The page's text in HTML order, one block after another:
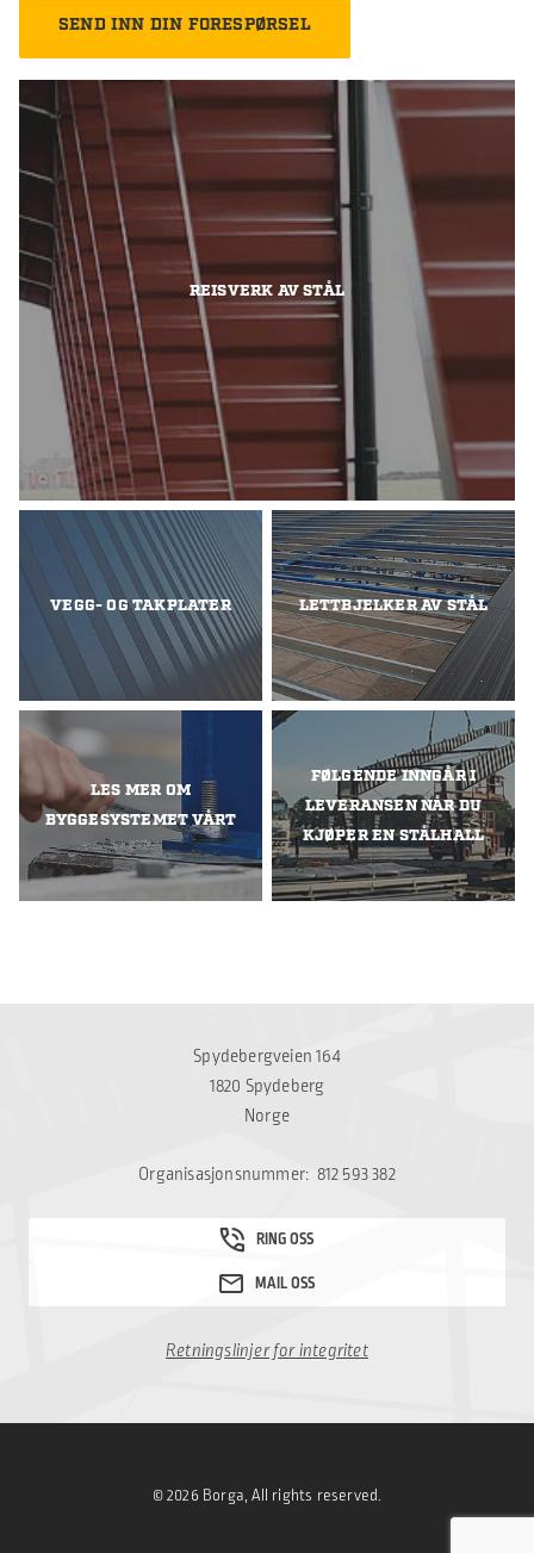
REISVERK AV STÅL
VEGG- OG TAKPLATER LETTBJELKER AV STÅL
LES MER OM
BYGGESYSTEMET VÅRT
FØLGENDE INNGÅR I
LEVERANSEN NÅR DU
KJØPER EN STÅLHALL
Spydebergveien 164
1820 Spydeberg
Norge
Organisasjonsnummer: 812 593 382
Retningslinjer for integritet
© 2026 Borga, All rights reserved.